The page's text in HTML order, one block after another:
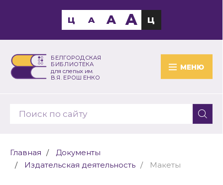
БЕЛГОРОДСКАЯ
БИБЛИОТЕКА
для слепых им.
В.Я. ЕРОШЕНКО
МЕНЮ
Ц A A A Ц
Главная
Документы
Издательская деятельность
Макеты